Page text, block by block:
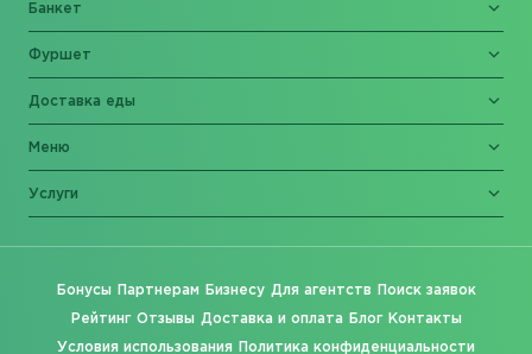
Банкет
Фуршет
Доставка еды
Меню
Услуги
Бонусы Партнерам Бизнесу Для агентств Поиск заявок
Рейтинг Отзывы Доставка и оплата Блог Контакты
Условия использования Политика конфиденциальности